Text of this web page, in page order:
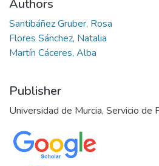
Authors
Santibáñez Gruber, Rosa
Flores Sánchez, Natalia
Martín Cáceres, Alba
Publisher
Universidad de Murcia, Servicio de